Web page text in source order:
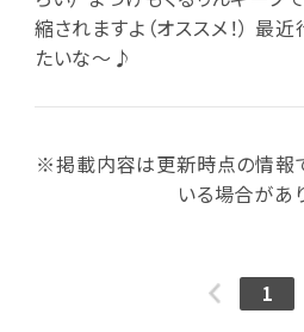
縮されますよ（オススメ！） 最
たいな～♪
※掲載内容は更新時点の情報
いる場合があ
1